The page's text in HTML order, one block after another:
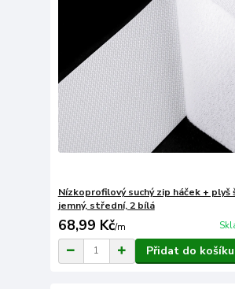
Nízkoprofilový suchý zip háček + plyš
jemný, střední, 2 bílá
68,99 Kč/m
Přidat do košíku